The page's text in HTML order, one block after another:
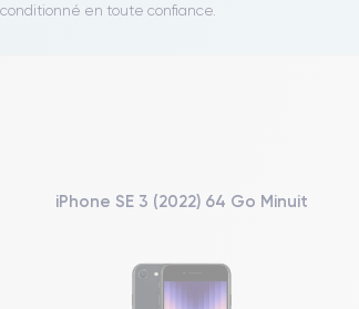
en toute confiance.
iPhone SE 3 (2022) 64 Go Minuit